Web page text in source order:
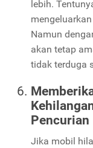
lebih.
Namun
akan tetap
tidak terduga
Pencurian
Jika mobil